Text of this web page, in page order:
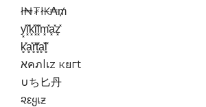
ł₦₮ł₭₳₥
y͓̽i͓̽k͓̽i͓̽l͓̽m͓̽a͓̽z͓̽
k͓̽a͓̽r͓̽t͓̽a͓̽l͓̽
אคภlเz кยгt
∪ち匕丹
૨εყเƶ